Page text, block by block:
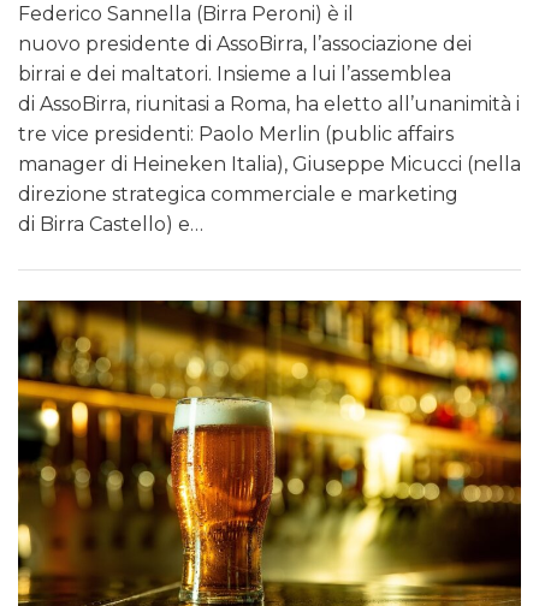
Federico Sannella (Birra Peroni) è il
nuovo presidente di AssoBirra, l’associazione dei
birrai e dei maltatori. Insieme a lui l’assemblea
di AssoBirra, riunitasi a Roma, ha eletto all’unanimità i
tre vice presidenti: Paolo Merlin (public affairs
manager di Heineken Italia), Giuseppe Micucci (nella
direzione strategica commerciale e marketing
di Birra Castello) e…